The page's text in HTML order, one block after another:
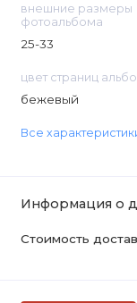
внешние размеры
фотоальбома
25-33
цвет страниц
бежевый
Все
Информация о
Стоимость